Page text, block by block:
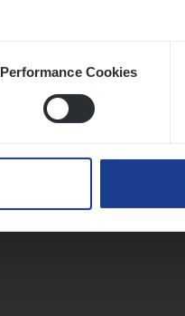
Performance Cookies